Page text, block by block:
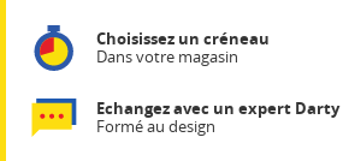
Choisissez un créneau
Dans votre magasin
Echangez avec un expert Darty
Formé au design